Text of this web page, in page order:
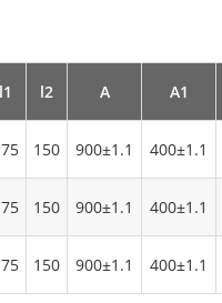
l1 l2 А А1
150 900±1.1 400±1.1
150 900±1.1 400±1.1
150 900±1.1 400±1.1